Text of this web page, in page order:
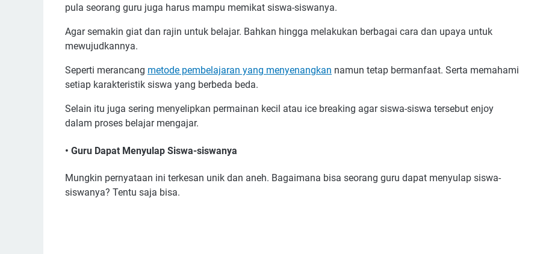
pula seorang guru juga harus mampu memikat siswa-siswanya.
Agar semakin giat dan rajin untuk belajar. Bahkan hingga melakukan berbagai cara dan upaya untuk
mewujudkannya.
Seperti merancang metode pembelajaran yang menyenangkan namun tetap bermanfaat. Serta memahami
setiap karakteristik siswa yang berbeda beda.
Selain itu juga sering menyelipkan permainan kecil atau ice breaking agar siswa-siswa tersebut enjoy
dalam proses belajar mengajar.
• Guru Dapat Menyulap Siswa-siswanya
Mungkin pernyataan ini terkesan unik dan aneh. Bagaimana bisa seorang guru dapat menyulap siswa-
siswanya? Tentu saja bisa.